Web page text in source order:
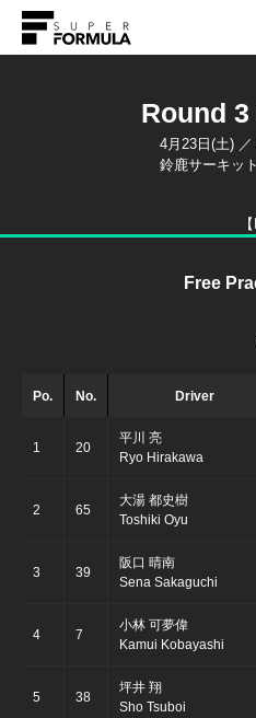
Round 3
4月23日(土)
鈴鹿サーキッ
Free
Po. No. Driver
1 20
平川 亮
Ryo Hirakawa
2 65
大湯 都史樹
Toshiki Oyu
3 39
阪口 晴南
Sena Sakaguchi
4 7
小林 可夢偉
Kamui Kobayashi
5 38
坪井 翔
Sho Tsuboi